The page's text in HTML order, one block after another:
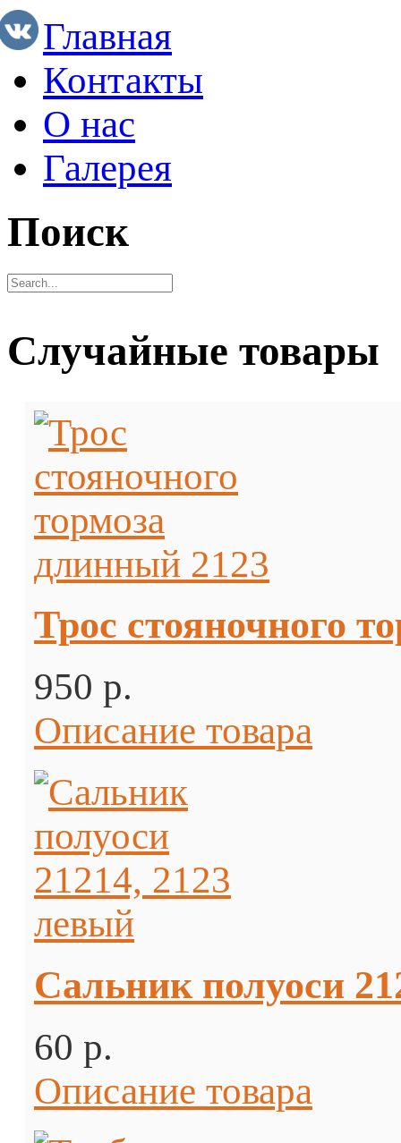
Главная
Контакты
О нас
Галерея
Поиск
Случайные товары
Трос стояночного
950 p.
Описание товара
Сальник полуоси
60 p.
Описание товара